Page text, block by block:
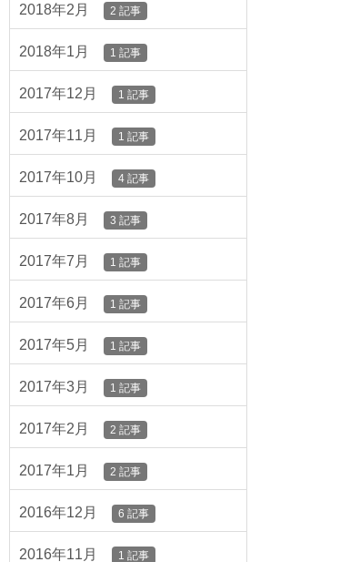
2018年2月 2 記事
2018年1月 1 記事
2017年12月 1 記事
2017年11月 1 記事
2017年10月 4 記事
2017年8月 3 記事
2017年7月 1 記事
2017年6月 1 記事
2017年5月 1 記事
2017年3月 1 記事
2017年2月 2 記事
2017年1月 2 記事
2016年12月 6 記事
2016年11月 1 記事